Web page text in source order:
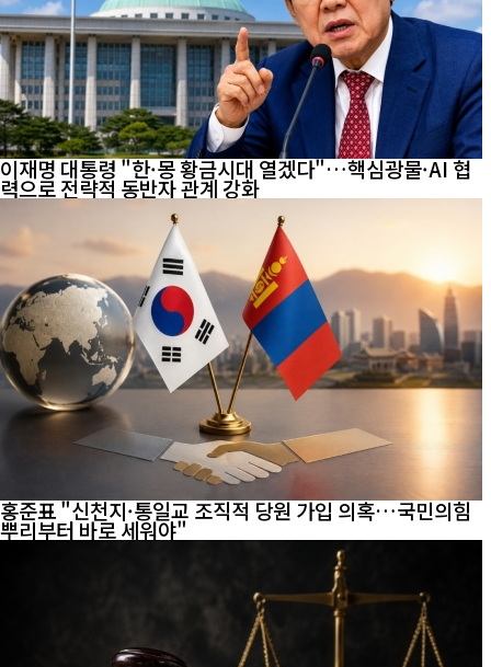
이재명 대통령 "한·몽 황금시대 열겠다"…핵심광물·AI 협
력으로 전략적 동반자 관계 강화
홍준표 "신천지·통일교 조직적 당원 가입 의혹…국민의힘
뿌리부터 바로 세워야"